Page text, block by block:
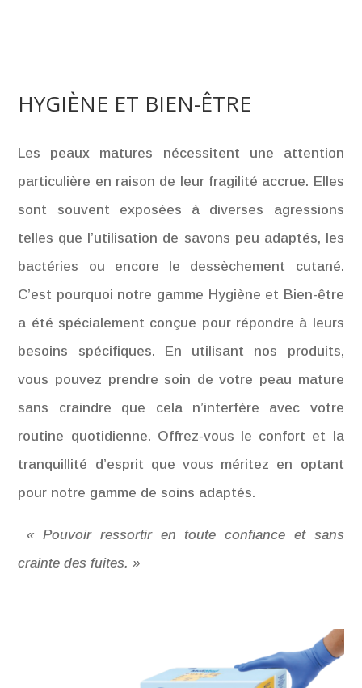
HYGIÈNE ET BIEN-ÊTRE
Les peaux matures nécessitent une attention
particulière en raison de leur fragilité accrue. Elles
sont souvent exposées à diverses agressions
telles que l’utilisation de savons peu adaptés, les
bactéries ou encore le dessèchement cutané.
C’est pourquoi notre gamme Hygiène et Bien-être
a été spécialement conçue pour répondre à leurs
besoins spécifiques. En utilisant nos produits,
vous pouvez prendre soin de votre peau mature
sans craindre que cela n’interfère avec votre
routine quotidienne. Offrez-vous le confort et la
tranquillité d’esprit que vous méritez en optant
pour notre gamme de soins adaptés.
« Pouvoir ressortir en toute confiance et sans
crainte des fuites. »